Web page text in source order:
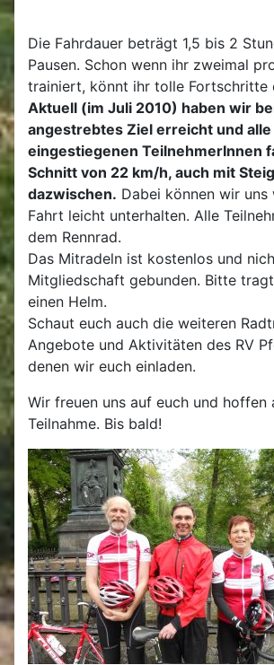
Die Fahrdauer beträgt 1,5 bis 2
Pausen. Schon wenn ihr zweimal
trainiert, könnt ihr tolle Fortschritte
Aktuell (im Juli 2010) haben wir
angestrebtes Ziel erreicht und
eingestiegenen TeilnehmerInnen
Schnitt von 22 km/h, auch mit
dazwischen. Dabei können wir uns
Fahrt leicht unterhalten. Alle
dem Rennrad.
Das Mitradeln ist kostenlos und
Mitgliedschaft gebunden. Bitte
einen Helm.
Schaut euch auch die weiteren
Angebote und Aktivitäten des RV
denen wir euch einladen.
Wir freuen uns auf euch und hoffen
Teilnahme. Bis bald!